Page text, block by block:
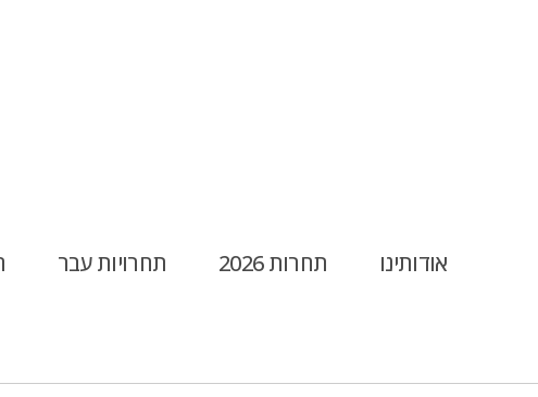
אודותינו תחרות 2026 תחרויות עבר